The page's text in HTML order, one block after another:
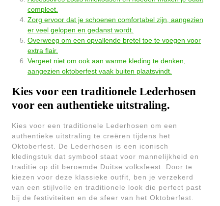
compleet.
Zorg ervoor dat je schoenen comfortabel zijn, aangezien
er veel gelopen en gedanst wordt.
Overweeg om een opvallende bretel toe te voegen voor
extra flair.
Vergeet niet om ook aan warme kleding te denken,
aangezien oktoberfest vaak buiten plaatsvindt.
Kies voor een traditionele Lederhosen
voor een authentieke uitstraling.
Kies voor een traditionele Lederhosen om een
authentieke uitstraling te creëren tijdens het
Oktoberfest. De Lederhosen is een iconisch
kledingstuk dat symbool staat voor mannelijkheid en
traditie op dit beroemde Duitse volksfeest. Door te
kiezen voor deze klassieke outfit, ben je verzekerd
van een stijlvolle en traditionele look die perfect past
bij de festiviteiten en de sfeer van het Oktoberfest.